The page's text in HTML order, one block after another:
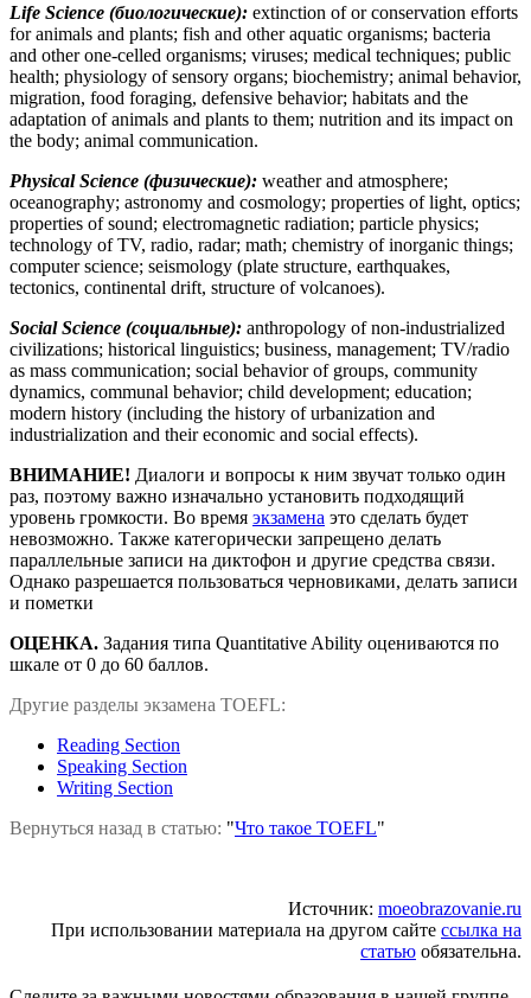
Life Science (биологические): extinction of or conservation efforts
for animals and plants; fish and other aquatic organisms; bacteria
and other one-celled organisms; viruses; medical techniques; public
health; physiology of sensory organs; biochemistry; animal behavior,
migration, food foraging, defensive behavior; habitats and the
adaptation of animals and plants to them; nutrition and its impact on
the body; animal communication.
Physical Science (физические): weather and atmosphere;
oceanography; astronomy and cosmology; properties of light, optics;
properties of sound; electromagnetic radiation; particle physics;
technology of TV, radio, radar; math; chemistry of inorganic things;
computer science; seismology (plate structure, earthquakes,
tectonics, continental drift, structure of volcanoes).
Social Science (социальные): anthropology of non-industrialized
civilizations; historical linguistics; business, management; TV/radio
as mass communication; social behavior of groups, community
dynamics, communal behavior; child development; education;
modern history (including the history of urbanization and
industrialization and their economic and social effects).
ВНИМАНИЕ! Диалоги и вопросы к ним звучат только один
раз, поэтому важно изначально установить подходящий
уровень громкости. Во время экзамена это сделать будет
невозможно. Также категорически запрещено делать
параллельные записи на диктофон и другие средства связи.
Однако разрешается пользоваться черновиками, делать записи
и пометки
ОЦЕНКА. Задания типа Quantitative Ability оцениваются по
шкале от 0 до 60 баллов.
Другие разделы экзамена TOEFL:
Reading Section
Speaking Section
Writing Section
Вернуться назад в статью: "Что такое TOEFL"
Источник: moeobrazovanie.ru
При использовании материала на другом сайте ссылка на
статью обязательна.